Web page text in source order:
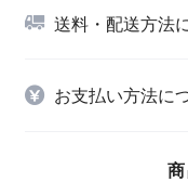
送料・配送方法
お支払い方法に